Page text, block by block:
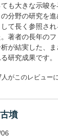
も大きな示唆を
分野の研究を
て長く参照さ
。著者の長年の
が結実した、
研究成果です。
人がこのレビュー
墳